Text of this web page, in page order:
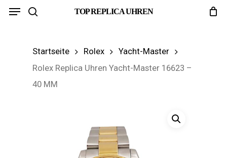
Skip
TOP REPLICA UHREN
Menu
Startseite Rolex
Yacht-Master
Rolex Replica Uhren Yacht-Master 16623 –
40 MM